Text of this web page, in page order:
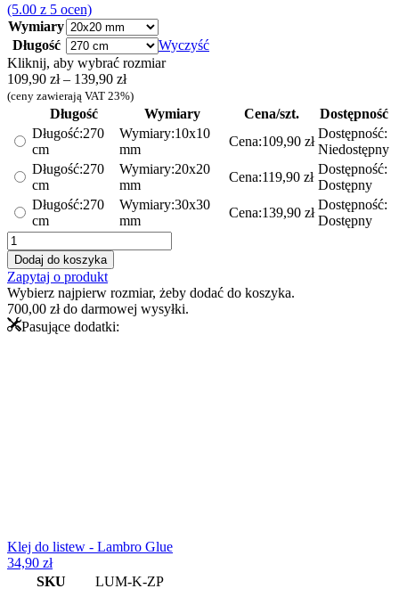
(5.00 z 5 ocen)
Wymiary
Długość
Wyczyść
Kliknij, aby wybrać rozmiar
109,90 zł – 139,90 złZakres
cen:
109,90 zł
do
139,90 zł
(ceny zawierają VAT 23%)
Długość Wymiary Cena/szt.
Dostępność
Długość:270
cm
Wymiary:10x10
mm
Cena:109,90 zł
Dostępność:
Niedostępny
Długość:270
cm
Wymiary:20x20
mm
Cena:119,90 zł
Dostępność:
Dostępny
Długość:270
cm
Wymiary:30x30
mm
Cena:139,90 zł
Dostępność:
Dostępny
ilość
Kątownik
ozdobny
–
złoty
dekor
do
Dodaj do koszyka
Zapytaj o produkt
Wybierz najpierw rozmiar, żeby dodać do koszyka.
700,00 złdo darmowej wysyłki.
Pasujące dodatki:
Klej do listew - Lambro Glue
34,90 zł
SKU
LUM-K-ZP